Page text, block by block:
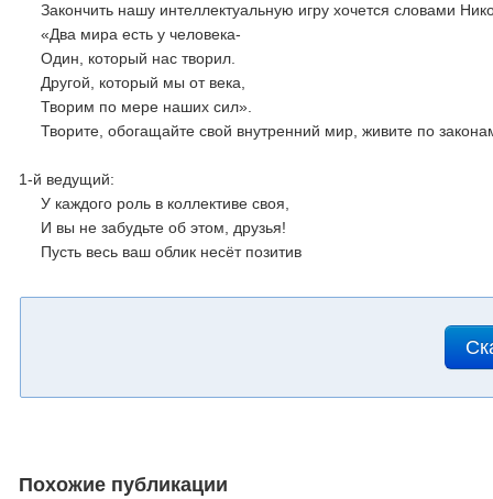
Закончить нашу интеллектуальную игру хочется словами
«Два мира есть у человека-
Один, который нас творил.
Другой, который мы от века,
Творим по мере наших сил».
Творите, обогащайте свой внутренний мир, живите по
1-й ведущий:
У каждого роль в коллективе своя,
И вы не забудьте об этом, друзья!
Пусть весь ваш облик несёт позитив
Похожие публикации